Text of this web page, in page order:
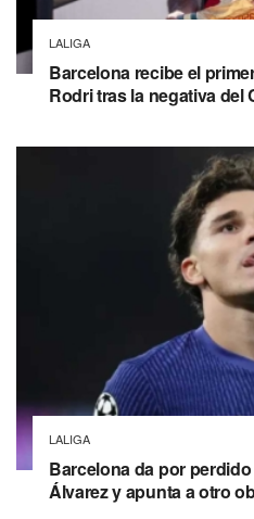
LALIGA
Barcelona recibe el
Rodri tras la negativa del
LALIGA
Barcelona da por
Álvarez y apunta a otro